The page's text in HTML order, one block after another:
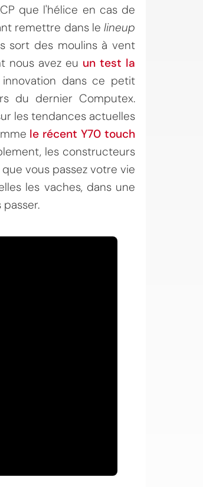
que l'hélice en cas de
remettre dans lelineup
sort des moulins à vent
nous avez eu un test la
dans ce petit
du dernier Computex.
les tendances actuelles
le récent Y70 touch
les constructeurs
vous passez votre vie
les vaches, dans une